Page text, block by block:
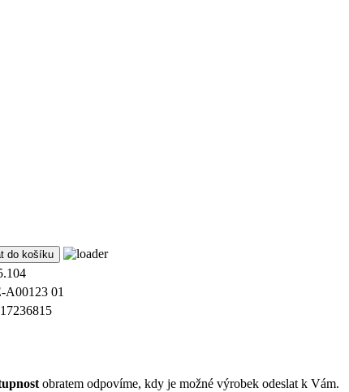
A00123 01
obratem odpovíme, kdy je možné výrobek odeslat k Vám.